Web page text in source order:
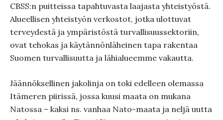
CBSS:n puitteissa tapahtuvasta laajasta yhteistyöstä.
Alueellisen yhteistyön verkostot, jotka ulottuvat
terveydestä ja ympäristöstä turvallisuussektoriin,
ovat tehokas ja käytännönläheinen tapa rakentaa
Suomen turvallisuutta ja lähialueemme vakautta.
Jäännöksellinen jakolinja on toki edelleen olemassa
Itämeren piirissä, jossa kuusi maata on mukana
Natossa – kaksi ns. vanhaa Nato-maata ja neljä uutta